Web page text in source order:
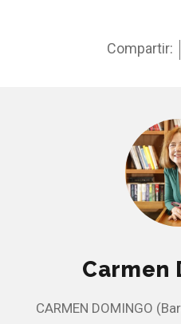
Compartir:
Carmen
CARMEN DOMINGO